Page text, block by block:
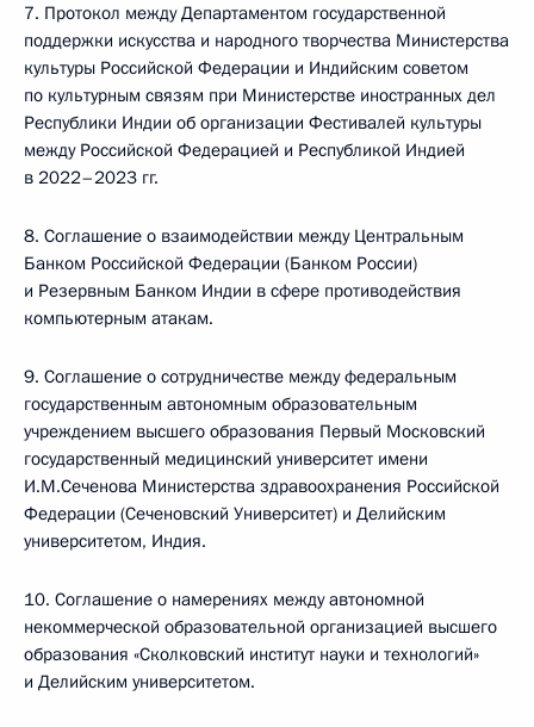
7. Протокол между Департаментом государственной
поддержки искусства и народного творчества Министерства
культуры Российской Федерации и Индийским советом
по культурным связям при Министерстве иностранных дел
Республики Индии об организации Фестивалей культуры
между Российской Федерацией и Республикой Индией
в 2022–2023 гг.
8. Соглашение о взаимодействии между Центральным
Банком Российской Федерации (Банком России)
и Резервным Банком Индии в сфере противодействия
компьютерным атакам.
9. Соглашение о сотрудничестве между федеральным
государственным автономным образовательным
учреждением высшего образования Первый Московский
государственный медицинский университет имени
И.М.Сеченова Министерства здравоохранения Российской
Федерации (Сеченовский Университет) и Делийским
университетом, Индия.
10. Соглашение о намерениях между автономной
некоммерческой образовательной организацией высшего
образования «Сколковский институт науки и технологий»
и Делийским университетом.